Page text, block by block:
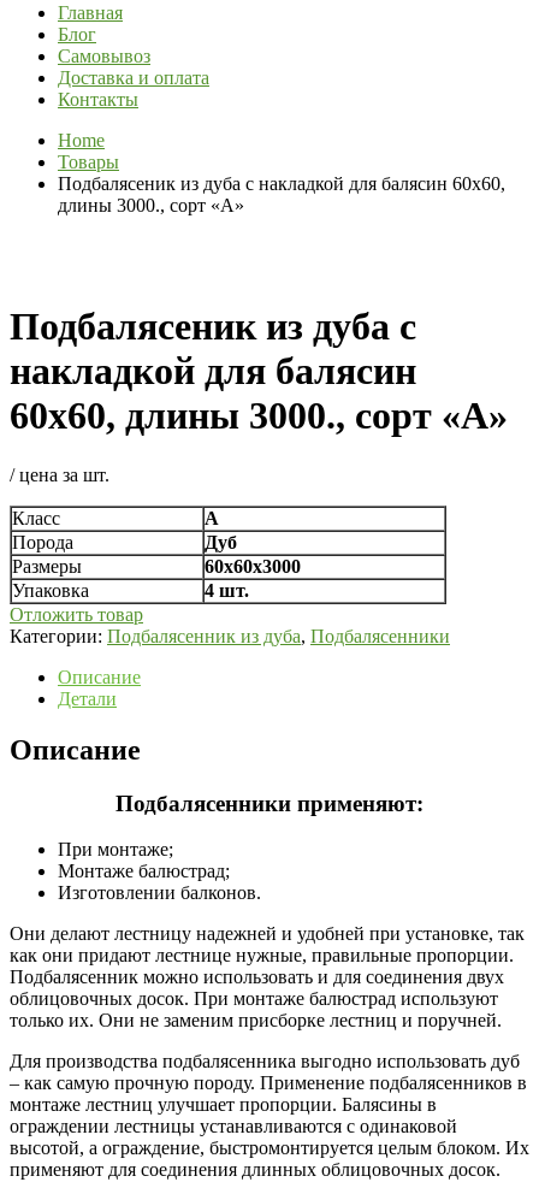
Главная
Блог
Самовывоз
Доставка и оплата
Контакты
Home
Товары
Подбалясеник из дуба с накладкой для балясин 60х60,
длины 3000., сорт «А»
Подбалясеник из дуба с
накладкой для балясин
60х60, длины 3000., сорт «А»
/ цена за шт.
Класс
А
Порода
Дуб
Размеры
60х60х3000
Упаковка
4 шт.
Отложить товар
Категории: Подбалясенник из дуба, Подбалясенники
Описание
Детали
Описание
Подбалясенники применяют:
При монтаже;
Монтаже балюстрад;
Изготовлении балконов.
Они делают лестницу надежней и удобней при установке, так
как они придают лестнице нужные, правильные пропорции.
Подбалясенник можно использовать и для соединения двух
облицовочных досок. При монтаже балюстрад используют
только их. Они не заменим присборке лестниц и поручней.
Для производства подбалясенника выгодно использовать дуб
– как самую прочную породу. Применение подбалясенников в
монтаже лестниц улучшает пропорции. Балясины в
ограждении лестницы устанавливаются с одинаковой
высотой, а ограждение, быстромонтируется целым блоком. Их
применяют для соединения длинных облицовочных досок.